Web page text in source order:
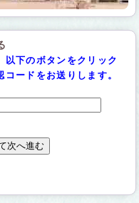
を
え
以下のボタンをクリック
ードをお送りします。